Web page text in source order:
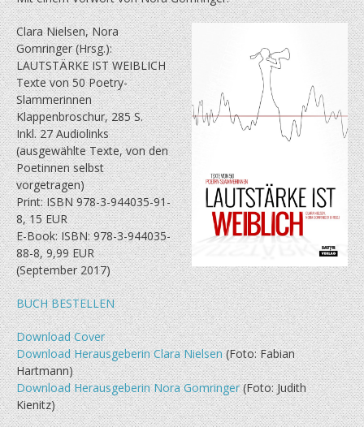
Clara Nielsen, Nora
Gomringer (Hrsg.):
LAUTSTÄRKE IST WEIBLICH
Texte von 50 Poetry-
Slammerinnen
Klappenbroschur, 285 S.
Inkl. 27 Audiolinks
(ausgewählte Texte, von den
Poetinnen selbst
vorgetragen)
Print: ISBN 978-3-944035-91-
8, 15 EUR
E-Book: ISBN: 978-3-944035-
88-8, 9,99 EUR
(September 2017)
BUCH BESTELLEN
Download Cover
Download Herausgeberin Clara Nielsen(Foto: Fabian
Hartmann)
Download Herausgeberin Nora Gomringer(Foto: Judith
Kienitz)